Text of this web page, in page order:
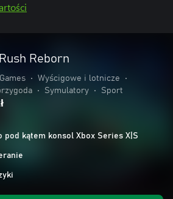
Reborn
• Wyścigowe i lotnicze
•
• Symulatory • Sport
pod kątem konsol Xbox Series X|S